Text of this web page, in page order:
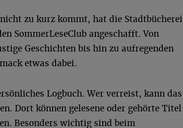
zu kurz kommt, hat die Stadtbücherei
SommerLeseClub angeschafft. Von
Geschichten bis hin zu aufregenden
etwas dabei.
Logbuch. Wer verreist, kann das
Dort können gelesene oder gehörte Titel
Besonders wichtig sind beim